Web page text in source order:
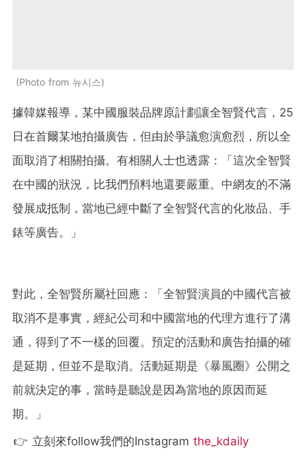
Photo from 뉴시스
據韓媒報導，某中國服裝品牌原計劃讓全智賢代言，25
日在首爾某地拍攝廣告，但由於爭議愈演愈烈，所以全
面取消了相關拍攝。有相關人士也透露：「這次全智賢
在中國的狀況，比我們預料地還要嚴重。中網友的不滿
發展成抵制，當地已經中斷了全智賢代言的化妝品、手
錶等廣告。」
對此，全智賢所屬社回應：「全智賢演員的中國代言被
取消不是事實，經紀公司和中國當地的代理方進行了溝
通，得到了不一樣的回覆。預定的活動和廣告拍攝的確
是延期，但並不是取消。活動延期是《暴風圈》公開之
前就決定的事，當時是聽說是因為當地的原因而延
期。」
👉 立刻來follow我們的Instagram the_kdaily